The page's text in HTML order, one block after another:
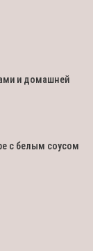
и домашней
с белым соусом